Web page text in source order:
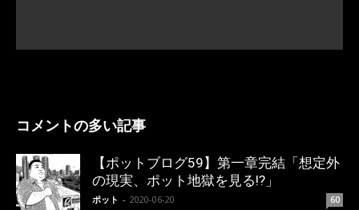
コメントの多い記事
【ポットブログ59】第一章完結「想定外
の現実、ポット地獄を見る!?」
ポット - 2020-06-20 60